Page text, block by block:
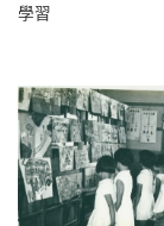
學習